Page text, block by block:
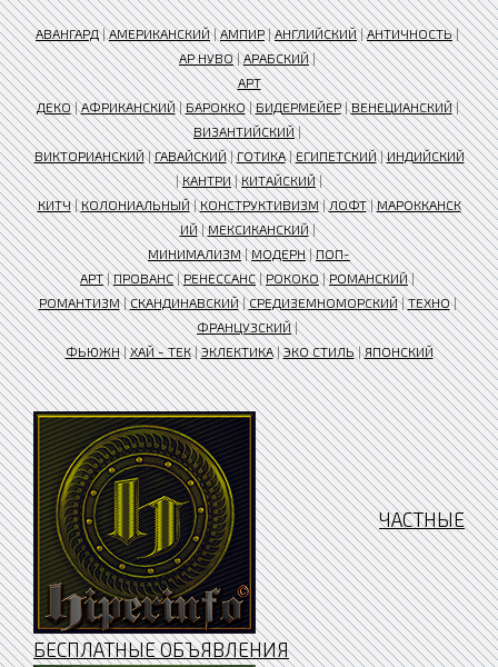
АВАНГАРД|АМЕРИКАНСКИЙ|АМПИР|АНГЛИЙСКИЙ|АНТИЧНОСТЬ|
АР НУВО|АРАБСКИЙ|
АРТ
ДЕКО|АФРИКАНСКИЙ|БАРОККО|БИДЕРМЕЙЕР|ВЕНЕЦИАНСКИЙ|
ВИЗАНТИЙСКИЙ|
ВИКТОРИАНСКИЙ|ГАВАЙСКИЙ|ГОТИКА|ЕГИПЕТСКИЙ|ИНДИЙСКИЙ
|КАНТРИ|КИТАЙСКИЙ|
КИТЧ|КОЛОНИАЛЬНЫЙ|КОНСТРУКТИВИЗМ|ЛОФТ|МАРОККАНСК
ИЙ|МЕКСИКАНСКИЙ|
МИНИМАЛИЗМ|МОДЕРН|ПОП-
АРТ|ПРОВАНС|РЕНЕССАНС|РОКОКО|РОМАНСКИЙ|
РОМАНТИЗМ|СКАНДИНАВСКИЙ|СРЕДИЗЕМНОМОРСКИЙ|ТЕХНО|
ФРАНЦУЗСКИЙ|
ФЬЮЖН|ХАЙ - ТЕК|ЭКЛЕКТИКА|ЭКО СТИЛЬ|ЯПОНСКИЙ
ЧАСТНЫЕ
БЕСПЛАТНЫЕ ОБЪЯВЛЕНИЯ